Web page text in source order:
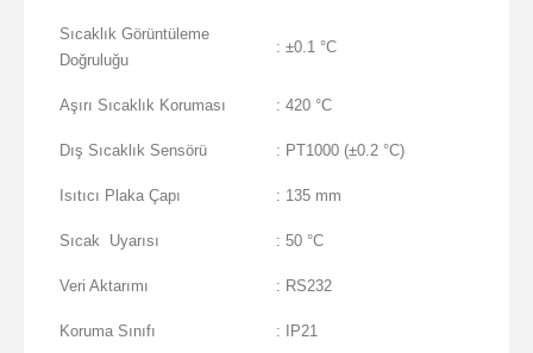
Sıcaklık Görüntüleme
Doğruluğu
: ±0.1 °C
Aşırı Sıcaklık Koruması : 420 °C
Dış Sıcaklık Sensörü : PT1000 (±0.2 °C)
Isıtıcı Plaka Çapı : 135 mm
Sıcak Uyarısı : 50 °C
Veri Aktarımı : RS232
Koruma Sınıfı : IP21